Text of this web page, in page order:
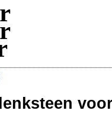
militair verstopt zich
Franse bossen»